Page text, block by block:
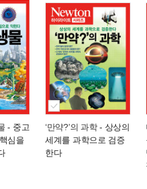
- 중고
심을
‘만약?’의 과학- 상상의
세계를 과학으로 검증
한다